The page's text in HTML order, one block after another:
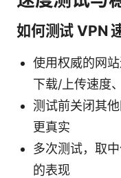
如何测试 VPN
使用权威的网
下载/上传速度
测试前关闭其
更真实
多次测试，取
的表现